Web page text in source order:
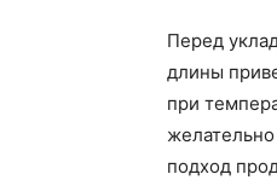
Перед
длины
при
подход